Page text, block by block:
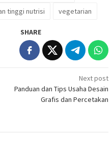
tinggi nutrisi vegetarian
SHARE
Next post
Panduan dan Tips Usaha Desain
Grafis dan Percetakan